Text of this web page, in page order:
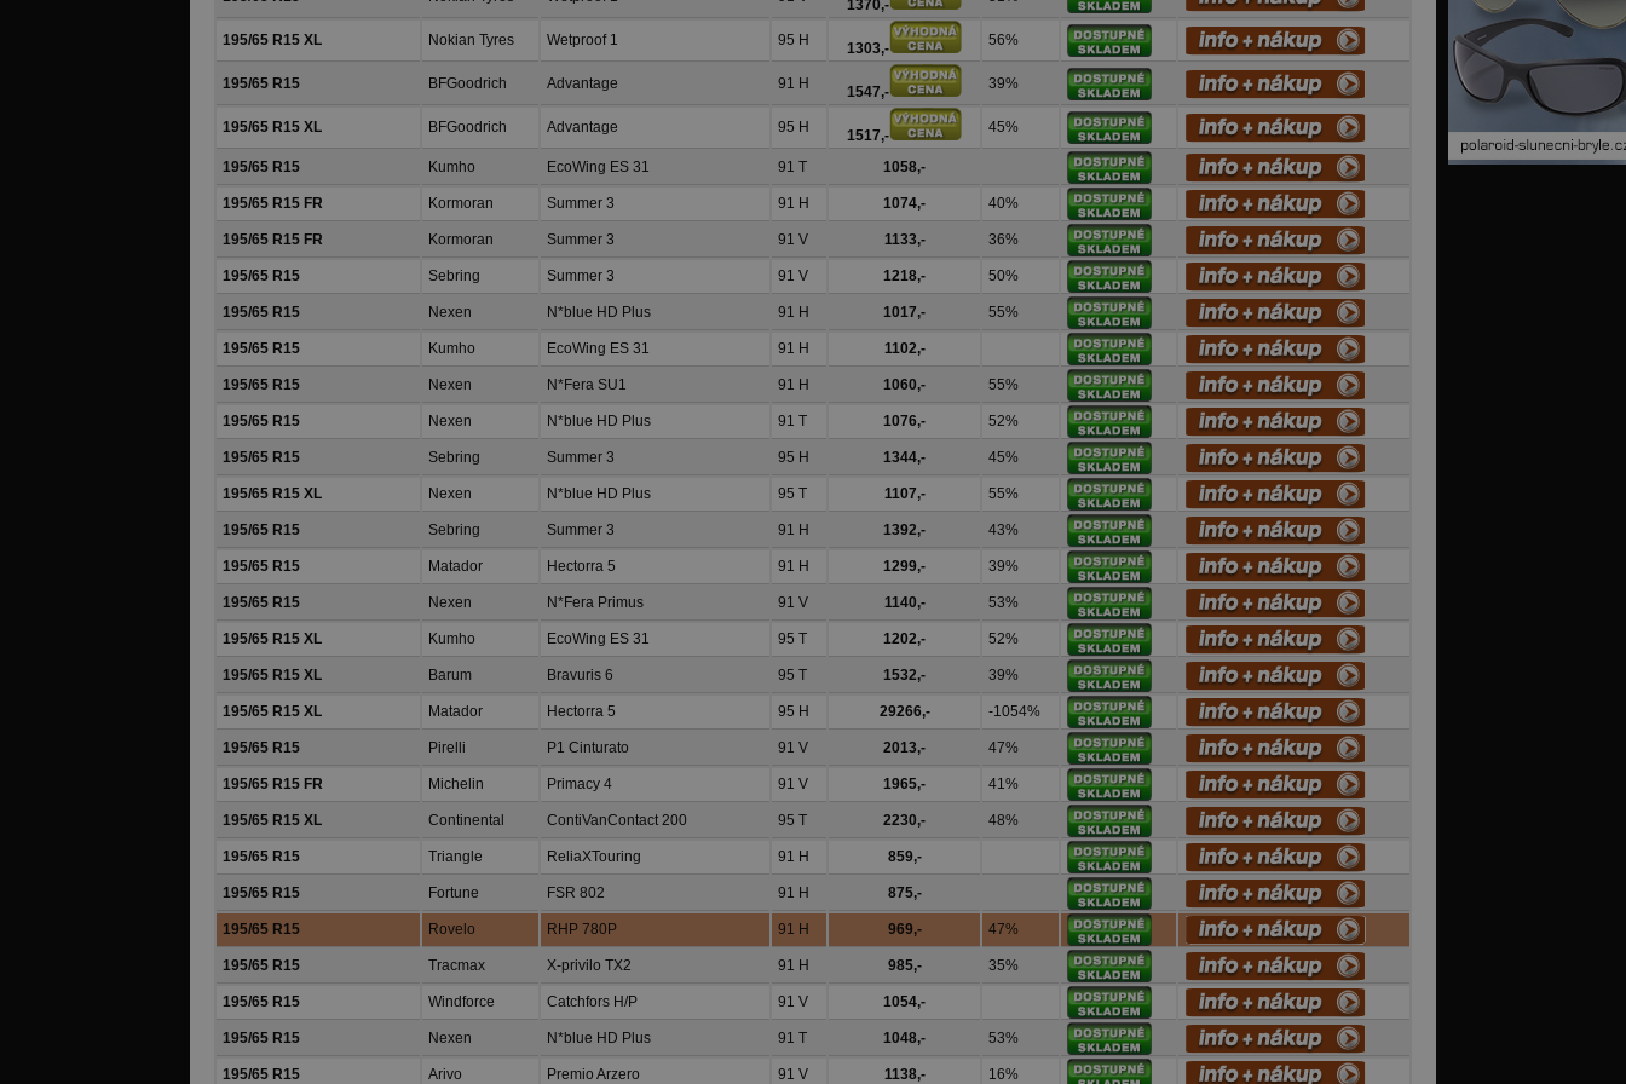
1370,-
195/65 R15 XL Nokian Tyres Wetproof 1 95 H 1303,- 56%
195/65 R15 BFGoodrich Advantage 91 H 1547,- 39%
195/65 R15 XL BFGoodrich Advantage 95 H 1517,- 45%
195/65 R15 Kumho EcoWing ES 31 91 T 1058,-
195/65 R15 FR Kormoran Summer 3 91 H 1074,- 40%
195/65 R15 FR Kormoran Summer 3 91 V 1133,- 36%
195/65 R15 Sebring Summer 3 91 V 1218,- 50%
195/65 R15 Nexen N*blue HD Plus 91 H 1017,- 55%
195/65 R15 Kumho EcoWing ES 31 91 H 1102,-
195/65 R15 Nexen N*Fera SU1 91 H 1060,- 55%
195/65 R15 Nexen N*blue HD Plus 91 T 1076,- 52%
195/65 R15 Sebring Summer 3 95 H 1344,- 45%
195/65 R15 XL Nexen N*blue HD Plus 95 T 1107,- 55%
195/65 R15 Sebring Summer 3 91 H 1392,- 43%
195/65 R15 Matador Hectorra 5 91 H 1299,- 39%
195/65 R15 Nexen N*Fera Primus 91 V 1140,- 53%
195/65 R15 XL Kumho EcoWing ES 31 95 T 1202,- 52%
195/65 R15 XL Barum Bravuris 6 95 T 1532,- 39%
195/65 R15 XL Matador Hectorra 5 95 H 29266,- -1054%
195/65 R15 Pirelli P1 Cinturato 91 V 2013,- 47%
195/65 R15 FR Michelin Primacy 4 91 V 1965,- 41%
195/65 R15 XL Continental ContiVanContact 200 95 T 2230,- 48%
195/65 R15 Triangle ReliaXTouring 91 H 859,-
195/65 R15 Fortune FSR 802 91 H 875,-
195/65 R15 Rovelo RHP 780P 91 H 969,- 47%
195/65 R15 Tracmax X-privilo TX2 91 H 985,- 35%
195/65 R15 Windforce Catchfors H/P 91 V 1054,-
195/65 R15 Nexen N*blue HD Plus 91 T 1048,- 53%
195/65 R15 Arivo Premio Arzero 91 V 1138,- 16%